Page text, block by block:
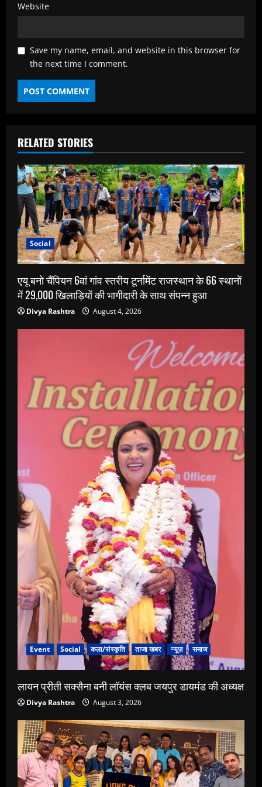
Website
Save my name, email, and website in this browser for
the next time I comment.
RELATED STORIES
Social
एयू बनो चैंपियन 6वां गांव स्तरीय टूर्नामेंट राजस्थान के 66 स्थानों
में 29,000 खिलाड़ियों की भागीदारी के साथ संपन्न हुआ
Divya Rashtra August 4, 2026
Event Social कला/संस्कृति ताजा खबर न्यूज़ समाज
लायन प्रीती सक्सैना बनी लॉयंस क्लब जयपुर डायमंड की अध्यक्ष
Divya Rashtra August 3, 2026